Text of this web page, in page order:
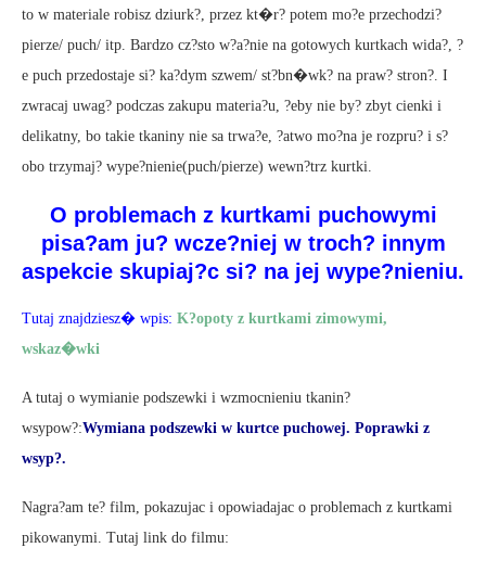
to w materiale robisz dziurk?, przez kt�r? potem mo?e przechodzi?
pierze/ puch/ itp. Bardzo cz?sto w?a?nie na gotowych kurtkach wida?, ?
e puch przedostaje si? ka?dym szwem/ st?bn�wk? na praw? stron?. I
zwracaj uwag? podczas zakupu materia?u, ?eby nie by? zbyt cienki i
delikatny, bo takie tkaniny nie sa trwa?e, ?atwo mo?na je rozpru? i s?
obo trzymaj? wype?nienie(puch/pierze) wewn?trz kurtki.
O problemach z kurtkami puchowymi
pisa?am ju? wcze?niej w troch? innym
aspekcie skupiaj?c si? na jej wype?nieniu.
Tutaj znajdziesz� wpis: K?opoty z kurtkami zimowymi,
wskaz�wki
A tutaj o wymianie podszewki i wzmocnieniu tkanin?
wsypow?:Wymiana podszewki w kurtce puchowej. Poprawki z
wsyp?.
Nagra?am te? film, pokazujac i opowiadajac o problemach z kurtkami
pikowanymi. Tutaj link do filmu: